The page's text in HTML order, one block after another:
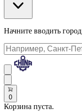
Начните вводить город
0
Корзина пуста.